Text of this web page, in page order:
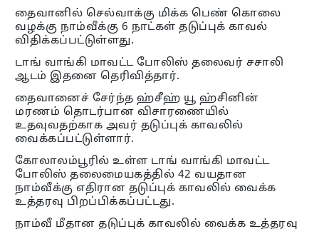
தைவானில் செல்வாக்கு மிக்க பெண் கொலை
வழக்கு நாம்வீக்கு 6 நாட்கள் தடுப்புக் காவல்
விதிக்கப்பட்டுள்ளது.
டாங் வாங்கி மாவட்ட போலிஸ் தலைவர் சசாலி
ஆடம் இதனை தெரிவித்தார்.
தைவானைச் சேர்ந்த ஹ்சீஹ் யூ ஹ்சினின்
மரணம் தொடர்பான விசாரணையில்
உதவுவதற்காக அவர் தடுப்புக் காவலில்
வைக்கப்பட்டுள்ளார்.
கோலாலம்பூரில் உள்ள டாங் வாங்கி மாவட்ட
போலிஸ் தலைமையகத்தில் 42 வயதான
நாம்வீக்கு எதிரான தடுப்புக் காவலில் வைக்க
உத்தரவு பிறப்பிக்கப்பட்டது.
நாம்வீ மீதான தடுப்புக் காவலில் வைக்க உத்தரவு